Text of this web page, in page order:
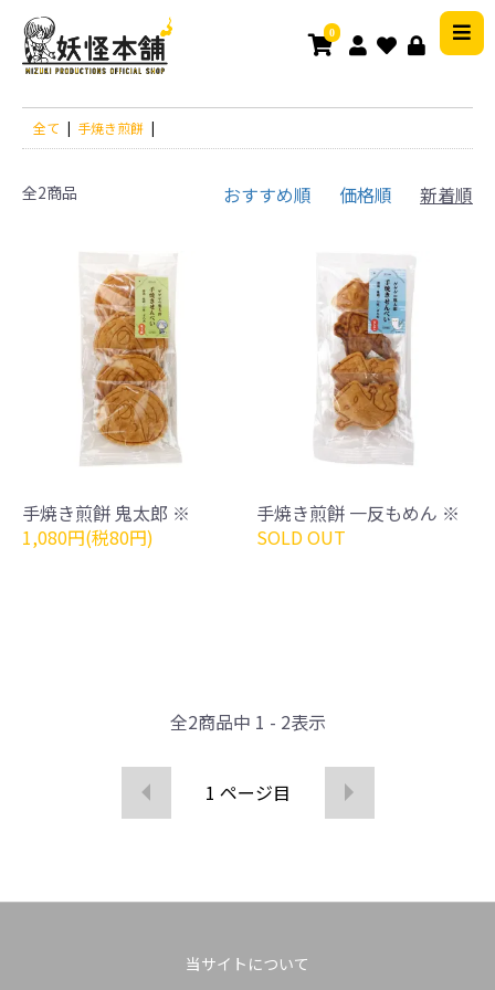
0
全て | 手焼き煎餅 |
全2商品 おすすめ順 価格順 新着順
手焼き煎餅 鬼太郎 ※
1,080円(税80円)
手焼き煎餅 一反もめん ※
SOLD OUT
全2商品中 1 - 2表示
1 ページ目
当サイトについて